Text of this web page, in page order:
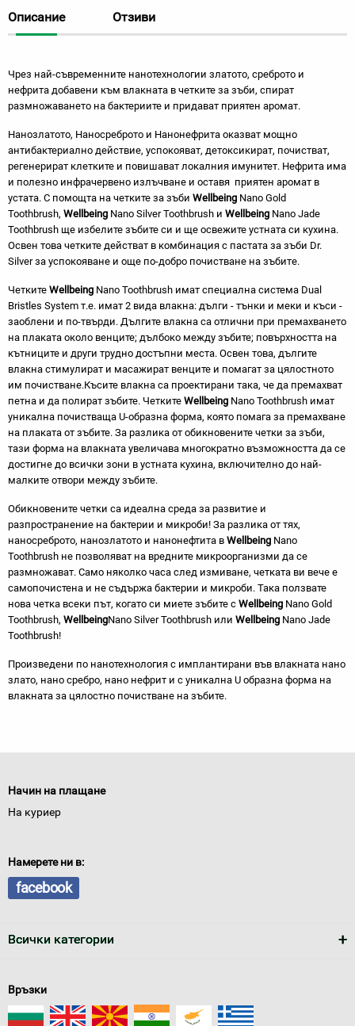
Описание Отзиви
Чрез най-съвременните нанотехнологии златото, среброто и
нефрита добавени към влакната в четките за зъби, спират
размножаването на бактериите и придават приятен аромат.
Нанозлатото, Наносреброто и Нанонефрита оказват мощно
антибактериално действие, успокояват, детоксикират, почистват,
регенерират клетките и повишават локалния имунитет. Нефрита има
и полезно инфрачервено излъчване и оставя приятен аромат в
устата. С помощта на четките за зъби Wellbeing Nano Gold
Toothbrush, Wellbeing Nano Silver Toothbrush и Wellbeing Nano Jade
Toothbrush ще избелите зъбите си и ще освежите устната си кухина.
Освен това четките действат в комбинация с пастата за зъби Dr.
Silverза успокояване и още по-добро почистване на зъбитe.
Четките Wellbeing Nano Toothbrush имат специална система Dual
Bristles System т.е. имат 2 вида влакна: дълги - тънки и меки и къси -
заоблени и по-твърди. Дългите влакна са отлични при премахването
на плаката около венците; дълбоко между зъбите; повърхността на
кътниците и други трудно достъпни места. Освен това, дългите
влакна стимулират и масажират венците и помагат за цялостното
им почистване.Късите влакна са проектирани така, че да премахват
петна и да полират зъбите. Четките Wellbeing Nano Toothbrush имат
уникална почистваща U-образна форма, която помага за премахване
на плаката от зъбите. За разлика от обикновените четки за зъби,
тази форма на влакната увеличава многократно възможността да се
достигне до всички зони в устната кухина, включително до най-
малките отвори между зъбите.
Обикновените четки са идеална среда за развитие и
разпространение на бактерии и микроби! За разлика от тях,
наносреброто, нанозлатото и нанонефтита в Wellbeing Nano
Toothbrush не позволяват на вредните микроорганизми да се
размножават. Само няколко часа след измиване, четката ви вече е
самопочистена и не съдържа бактерии и микроби. Така ползвате
нова четка всеки път, когато си миете зъбите с Wellbeing Nano Gold
Toothbrush, WellbeingNano Silver Toothbrush или Wellbeing Nano Jade
Toothbrush!
Произведени по нанотехнология с имплантирани във влакната нано
злато, нано сребро, нано нефрит и с уникална U образна форма на
влакната за цялостно почистване на зъбите.
Начин на плащане
На куриер
Намерете ни в:
facebook
Всички категории
Връзки